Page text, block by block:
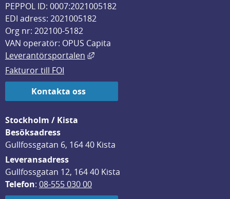
PEPPOL ID: 0007:2021005182
EDI adress: 2021005182
Org nr: 202100-5182
VAN operatör: OPUS Capita
Leverantörsportalen
Länk till annan webbplats, öppnas
Fakturor till FOI
Kontakta oss
Stockholm / Kista
Besöksadress
Gullfossgatan 6, 164 40 Kista
Leveransadress
Gullfossgatan 12, 164 40 Kista
Telefon: 08-555 030 00